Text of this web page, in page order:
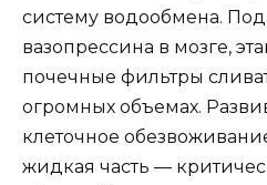
систему водообмена.
вазопрессина в мозге,
почечные фильтры
огромных объемах.
клеточное
жидкая часть —